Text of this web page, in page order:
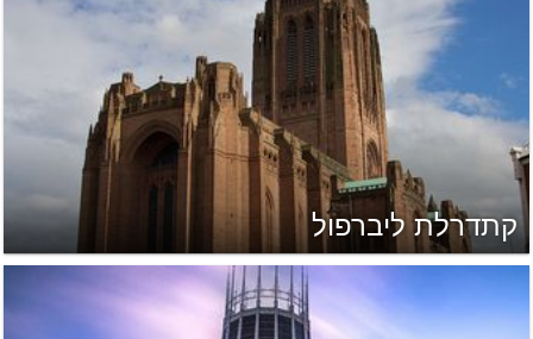
קתדרלת ליברפול